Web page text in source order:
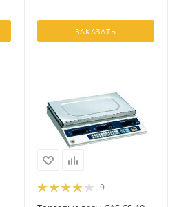
ЗАКАЗАТЬ
9